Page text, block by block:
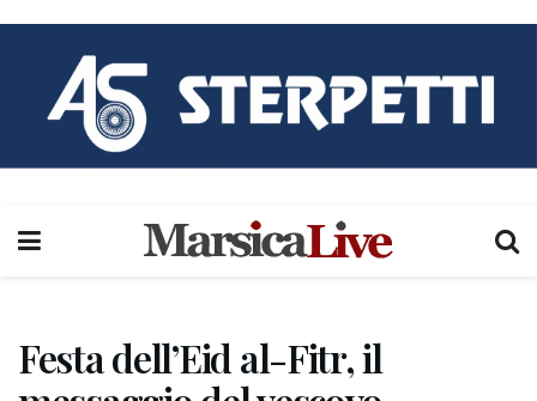
Festa dell’Eid al-Fitr, il